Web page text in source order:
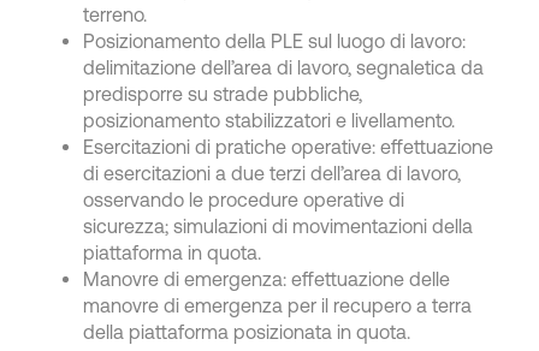
terreno.
Posizionamento della PLE sul luogo di lavoro:
delimitazione dell’area di lavoro, segnaletica da
predisporre su strade pubbliche,
posizionamento stabilizzatori e livellamento.
Esercitazioni di pratiche operative: effettuazione
di esercitazioni a due terzi dell’area di lavoro,
osservando le procedure operative di
sicurezza; simulazioni di movimentazioni della
piattaforma in quota.
Manovre di emergenza: effettuazione delle
manovre di emergenza per il recupero a terra
della piattaforma posizionata in quota.